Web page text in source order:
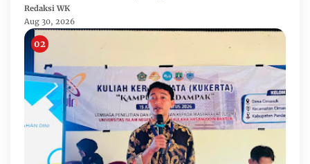
Redaksi WK
Aug 30, 2026